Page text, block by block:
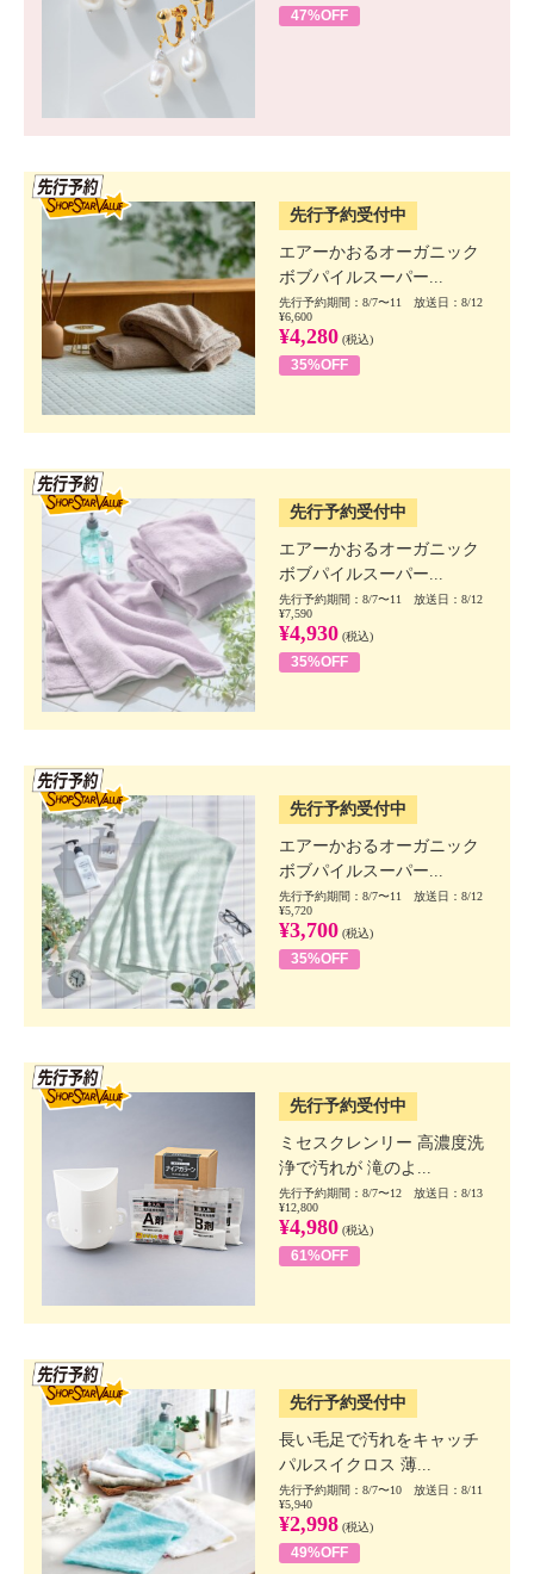
47%OFF
先行予約受付中
エアーかおるオーガニック
ボブパイルスーパー...
先行予約期間：8/7〜11 放送日：8/12
¥6,600
¥4,280 (税込)
35%OFF
先行予約受付中
エアーかおるオーガニック
ボブパイルスーパー...
先行予約期間：8/7〜11 放送日：8/12
¥7,590
¥4,930 (税込)
35%OFF
先行予約受付中
エアーかおるオーガニック
ボブパイルスーパー...
先行予約期間：8/7〜11 放送日：8/12
¥5,720
¥3,700 (税込)
35%OFF
先行予約受付中
ミセスクレンリー 高濃度洗
浄で汚れが 滝のよ...
先行予約期間：8/7〜12 放送日：8/13
¥12,800
¥4,980 (税込)
61%OFF
先行予約受付中
長い毛足で汚れをキャッチ
パルスイクロス 薄...
先行予約期間：8/7〜10 放送日：8/11
¥5,940
¥2,998 (税込)
49%OFF